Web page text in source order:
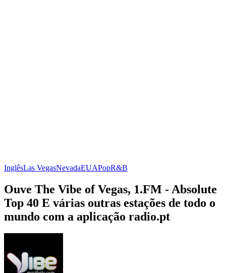
InglêsLas VegasNevadaEUAPopR&B
Ouve The Vibe of Vegas, 1.FM - Absolute
Top 40 E várias outras estações de todo o
mundo com a aplicação radio.pt